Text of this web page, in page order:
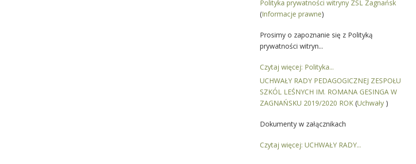
Polityka prywatności witryny ZSL Zagnańsk
(Informacje prawne)
Prosimy o zapoznanie się z Polityką
prywatności witryn...
Czytaj więcej: Polityka...
UCHWAŁY RADY PEDAGOGICZNEJ ZESPOŁU
SZKÓL LEŚNYCH IM. ROMANA GESINGA W
ZAGNAŃSKU 2019/2020 ROK (Uchwały )
Dokumenty w załącznikach
Czytaj więcej: UCHWAŁY RADY...